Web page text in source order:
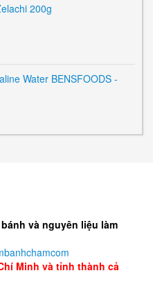
200g
Water BENSFOODS -
và nguyên liệu làm
Minh và tỉnh thành cả